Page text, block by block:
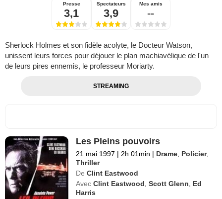
Presse
3,1
Spectateurs
3,9
Mes amis
--
Sherlock Holmes et son fidèle acolyte, le Docteur Watson,
unissent leurs forces pour déjouer le plan machiavélique de l'un
de leurs pires ennemis, le professeur Moriarty.
STREAMING
Les Pleins pouvoirs
21 mai 1997 | 2h 01min | Drame Policier,
Thriller
De Clint Eastwood
Avec Clint Eastwood ,Scott Glenn
Ed
Harris